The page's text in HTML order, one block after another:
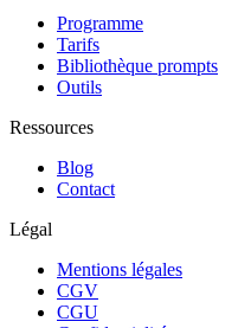
Programme
Tarifs
Bibliothèque prompts
Outils
Ressources
Blog
Contact
Légal
Mentions légales
CGV
CGU